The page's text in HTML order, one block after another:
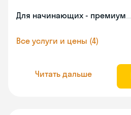
Для начинающих - премиум
Все услуги и цены (4)
Читать дальше